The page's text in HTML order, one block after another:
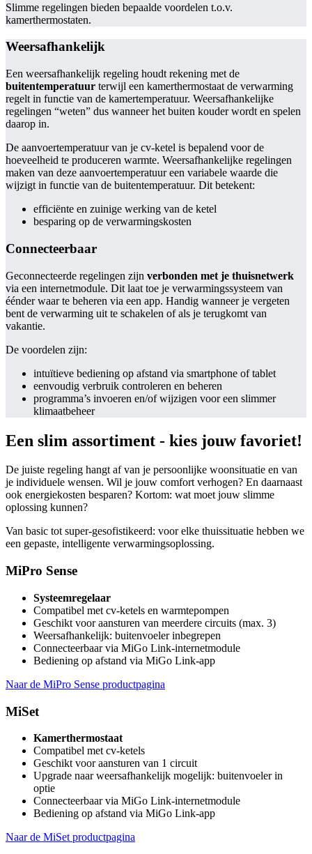
Slimme regelingen bieden bepaalde voordelen t.o.v.
kamerthermostaten.
Weersafhankelijk
Een weersafhankelijk regeling houdt rekening met de
buitentemperatuur terwijl een kamerthermostaat de verwarming
regelt in functie van de kamertemperatuur. Weersafhankelijke
regelingen “weten” dus wanneer het buiten kouder wordt en spelen
daarop in.
De aanvoertemperatuur van je cv-ketel is bepalend voor de
hoeveelheid te produceren warmte. Weersafhankelijke regelingen
maken van deze aanvoertemperatuur een variabele waarde die
wijzigt in functie van de buitentemperatuur. Dit betekent:
efficiënte en zuinige werking van de ketel
besparing op de verwarmingskosten
Connecteerbaar
Geconnecteerde regelingen zijn verbonden met je thuisnetwerk
via een internetmodule. Dit laat toe je verwarmingssysteem van
éénder waar te beheren via een app. Handig wanneer je vergeten
bent de verwarming uit te schakelen of als je terugkomt van
vakantie.
De voordelen zijn:
intuïtieve bediening op afstand via smartphone of tablet
eenvoudig verbruik controleren en beheren
programma’s invoeren en/of wijzigen voor een slimmer
klimaatbeheer
Een slim assortiment - kies jouw favoriet!
De juiste regeling hangt af van je persoonlijke woonsituatie en van
je individuele wensen. Wil je jouw comfort verhogen? En daarnaast
ook energiekosten besparen? Kortom: wat moet jouw slimme
oplossing kunnen?
Van basic tot super-gesofistikeerd: voor elke thuissituatie hebben we
een gepaste, intelligente verwarmingsoplossing.
MiPro Sense
Systeemregelaar
Compatibel met cv-ketels en warmtepompen
Geschikt voor aansturen van meerdere circuits (max. 3)
Weersafhankelijk: buitenvoeler inbegrepen
Connecteerbaar via MiGo Link-internetmodule
Bediening op afstand via MiGo Link-app
Naar de MiPro Sense productpagina
MiSet
Kamerthermostaat
Compatibel met cv-ketels
Geschikt voor aansturen van 1 circuit
Upgrade naar weersafhankelijk mogelijk: buitenvoeler in
optie
Connecteerbaar via MiGo Link-internetmodule
Bediening op afstand via MiGo Link-app
Naar de MiSet productpagina